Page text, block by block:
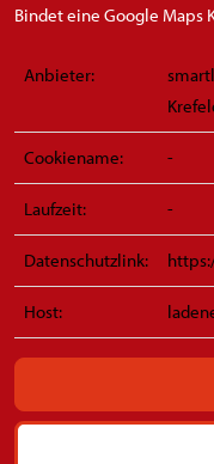
Bindet eine Google Maps
Anbieter:
Cookiename: -
Laufzeit: -
Datenschutzlink:
Host: